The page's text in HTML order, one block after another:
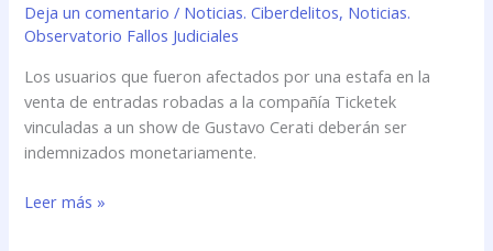
Deja un comentario / Noticias. Ciberdelitos, Noticias.
Observatorio Fallos Judiciales
Los usuarios que fueron afectados por una estafa en la
venta de entradas robadas a la compañía Ticketek
vinculadas a un show de Gustavo Cerati deberán ser
indemnizados monetariamente.
Leer más »